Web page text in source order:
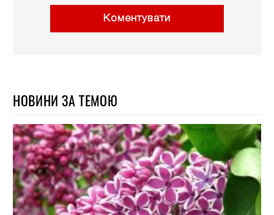
Коментувати
НОВИНИ ЗА ТЕМОЮ